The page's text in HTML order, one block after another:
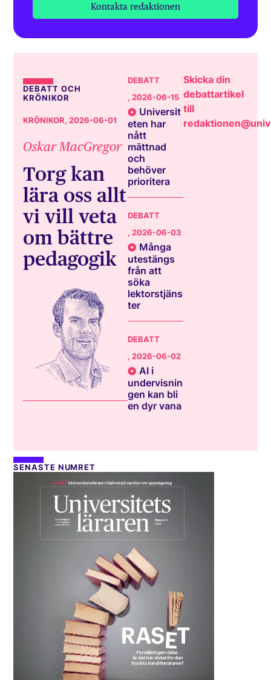
Kontakta redaktionen
DEBATT OCH
KRÖNIKOR
KRÖNIKOR, 2026-06-01
Oskar MacGregor
Torg kan
lära oss allt
vi vill veta
om bättre
pedagogik
DEBATT
, 2026-06-15
Universit
eten har
nått
mättnad
och
behöver
prioritera
DEBATT
, 2026-06-03
Många
utestängs
från att
söka
lektorstjäns
ter
DEBATT
, 2026-06-02
AI i
undervisnin
gen kan bli
en dyr vana
Skicka din
debattartikel
till
SENASTE NUMRET